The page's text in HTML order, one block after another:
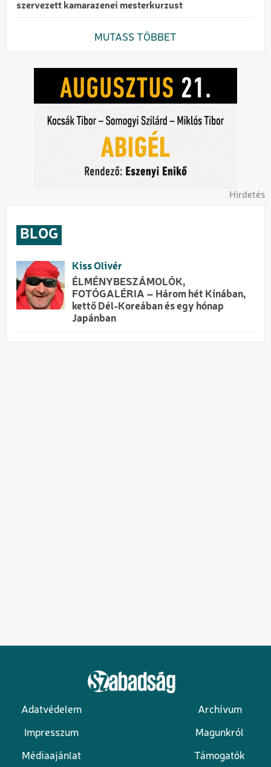
szervezett kamarazenei mesterkurzust
MUTASS TÖBBET
Hirdetés
BLOG
Kiss Olivér
ÉLMÉNYBESZÁMOLÓK,
FOTÓGALÉRIA – Három hét Kínában,
kettő Dél-Koreában és egy hónap
Japánban
Lábléc
Adatvédelem Archívum
Impresszum Magunkról
Médiaajánlat Támogatók